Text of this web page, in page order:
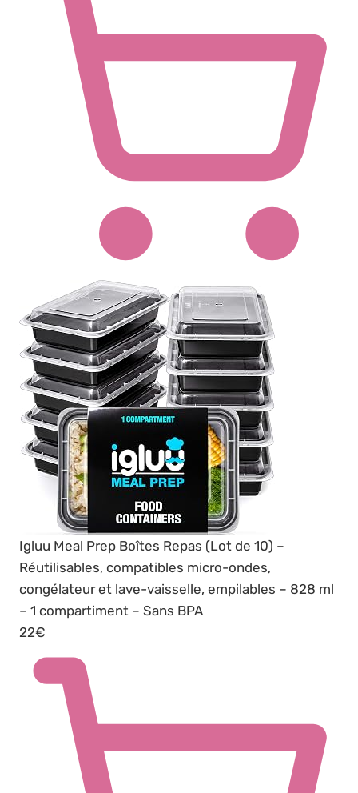
Igluu Meal Prep Boîtes Repas (Lot de 10) –
Réutilisables, compatibles micro-ondes,
congélateur et lave-vaisselle, empilables – 828 ml
– 1 compartiment – Sans BPA
22€